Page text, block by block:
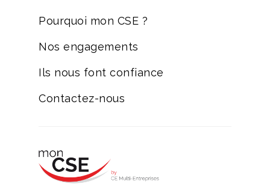
Pourquoi mon CSE ?
Nos engagements
Ils nous font confiance
Contactez-nous